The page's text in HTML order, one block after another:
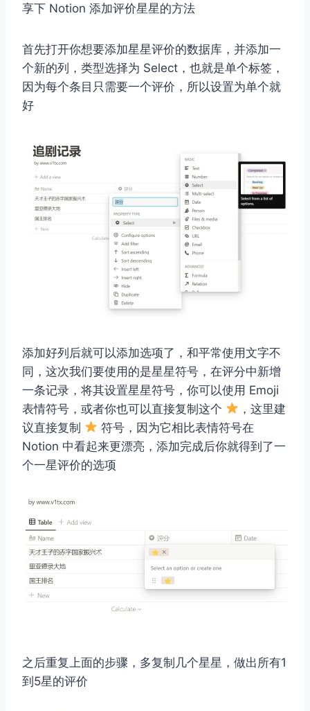
享下 Notion 添加评价星星的方法
首先打开你想要添加星星评价的数据库，并添加一
个新的列，类型选择为 Select，也就是单个标签，
因为每个条目只需要一个评价，所以设置为单个就
好
添加好列后就可以添加选项了，和平常使用文字不
同，这次我们要使用的是星星符号，在评分中新增
一条记录，将其设置星星符号，你可以使用 Emoji
表情符号，或者你也可以直接复制这个
，这里建
议直接复制
符号，因为它相比表情符号在
Notion 中看起来更漂亮，添加完成后你就得到了一
个一星评价的选项
之后重复上面的步骤，多复制几个星星，做出所有1
到5星的评价